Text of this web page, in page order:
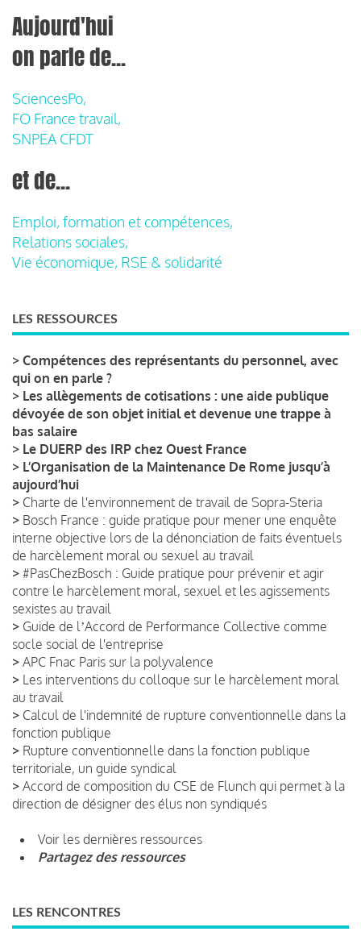
Aujourd'hui
on parle de...
SciencesPo,
FO France travail,
SNPEA CFDT
et de...
Emploi, formation et compétences,
Relations sociales,
Vie économique, RSE & solidarité
LES RESSOURCES
> Compétences des représentants du personnel, avec
qui on en parle ?
> Les allègements de cotisations : une aide publique
dévoyée de son objet initial et devenue une trappe à
bas salaire
> Le DUERP des IRP chez Ouest France
> L’Organisation de la Maintenance De Rome jusqu’à
aujourd’hui
> Charte de l'environnement de travail de Sopra-Steria
> Bosch France : guide pratique pour mener une enquête
interne objective lors de la dénonciation de faits éventuels
de harcèlement moral ou sexuel au travail
> #PasChezBosch : Guide pratique pour prévenir et agir
contre le harcèlement moral, sexuel et les agissements
sexistes au travail
> Guide de lʼAccord de Performance Collective comme
socle social de l'entreprise
> APC Fnac Paris sur la polyvalence
> Les interventions du colloque sur le harcèlement moral
au travail
> Calcul de l'indemnité de rupture conventionnelle dans la
fonction publique
> Rupture conventionnelle dans la fonction publique
territoriale, un guide syndical
> Accord de composition du CSE de Flunch qui permet à la
direction de désigner des élus non syndiqués
Voir les dernières ressources
Partagez des ressources
LES RENCONTRES